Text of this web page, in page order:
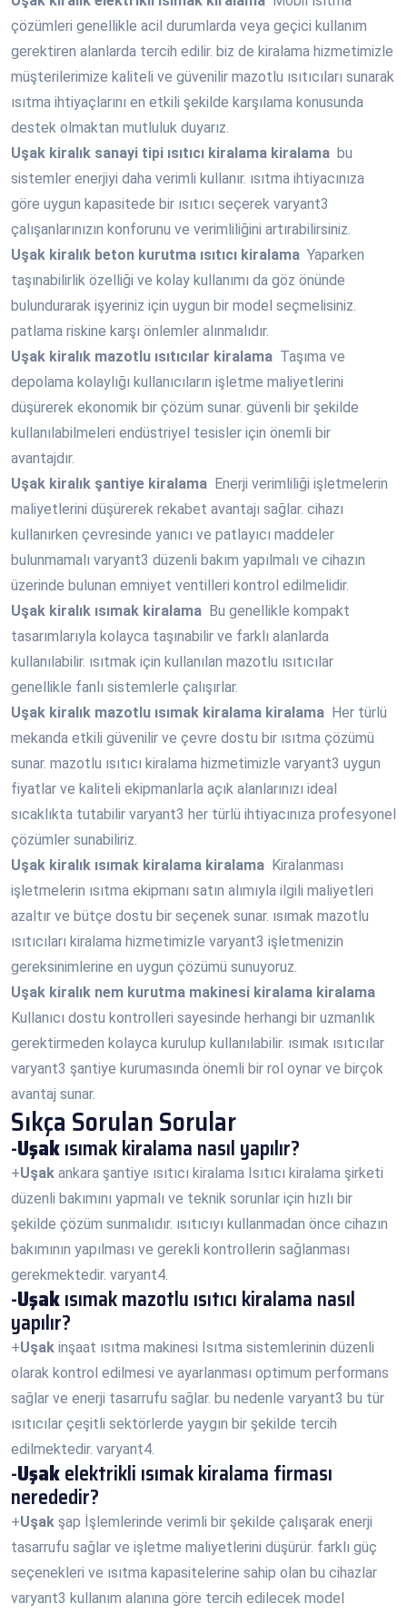
çözümleri genellikle acil durumlarda veya geçici kullanım
gerektiren alanlarda tercih edilir. biz de kiralama hizmetimizle
müşterilerimize kaliteli ve güvenilir mazotlu ısıtıcıları sunarak
ısıtma ihtiyaçlarını en etkili şekilde karşılama konusunda
destek olmaktan mutluluk duyarız.
Uşak kiralık sanayi tipi ısıtıcı kiralama kiralama bu
sistemler enerjiyi daha verimli kullanır. ısıtma ihtiyacınıza
göre uygun kapasitede bir ısıtıcı seçerek varyant3
çalışanlarınızın konforunu ve verimliliğini artırabilirsiniz.
Uşak kiralık beton kurutma ısıtıcı kiralama Yaparken
taşınabilirlik özelliği ve kolay kullanımı da göz önünde
bulundurarak işyeriniz için uygun bir model seçmelisiniz.
patlama riskine karşı önlemler alınmalıdır.
Uşak kiralık mazotlu ısıtıcılar kiralama Taşıma ve
depolama kolaylığı kullanıcıların işletme maliyetlerini
düşürerek ekonomik bir çözüm sunar. güvenli bir şekilde
kullanılabilmeleri endüstriyel tesisler için önemli bir
avantajdır.
Uşak kiralık şantiye kiralama Enerji verimliliği işletmelerin
maliyetlerini düşürerek rekabet avantajı sağlar. cihazı
kullanırken çevresinde yanıcı ve patlayıcı maddeler
bulunmamalı varyant3 düzenli bakım yapılmalı ve cihazın
üzerinde bulunan emniyet ventilleri kontrol edilmelidir.
Uşak kiralık ısımak kiralama Bu genellikle kompakt
tasarımlarıyla kolayca taşınabilir ve farklı alanlarda
kullanılabilir. ısıtmak için kullanılan mazotlu ısıtıcılar
genellikle fanlı sistemlerle çalışırlar.
Uşak kiralık mazotlu ısımak kiralama kiralama Her türlü
mekanda etkili güvenilir ve çevre dostu bir ısıtma çözümü
sunar. mazotlu ısıtıcı kiralama hizmetimizle varyant3 uygun
fiyatlar ve kaliteli ekipmanlarla açık alanlarınızı ideal
sıcaklıkta tutabilir varyant3 her türlü ihtiyacınıza profesyonel
çözümler sunabiliriz.
Uşak kiralık ısımak kiralama kiralama Kiralanması
işletmelerin ısıtma ekipmanı satın alımıyla ilgili maliyetleri
azaltır ve bütçe dostu bir seçenek sunar. ısımak mazotlu
ısıtıcıları kiralama hizmetimizle varyant3 işletmenizin
gereksinimlerine en uygun çözümü sunuyoruz.
Uşak kiralık nem kurutma makinesi kiralama kiralama
Kullanıcı dostu kontrolleri sayesinde herhangi bir uzmanlık
gerektirmeden kolayca kurulup kullanılabilir. ısımak ısıtıcılar
varyant3 şantiye kurumasında önemli bir rol oynar ve birçok
avantaj sunar.
Sıkça Sorulan Sorular
-Uşakısımak kiralama nasıl yapılır?
+Uşak ankara şantiye ısıtıcı kiralama Isıtıcı kiralama şirketi
düzenli bakımını yapmalı ve teknik sorunlar için hızlı bir
şekilde çözüm sunmalıdır. ısıtıcıyı kullanmadan önce cihazın
bakımının yapılması ve gerekli kontrollerin sağlanması
gerekmektedir. varyant4.
-Uşakısımak mazotlu ısıtıcı kiralama nasıl
yapılır?
+Uşak inşaat ısıtma makinesi Isıtma sistemlerinin düzenli
olarak kontrol edilmesi ve ayarlanması optimum performans
sağlar ve enerji tasarrufu sağlar. bu nedenle varyant3 bu tür
ısıtıcılar çeşitli sektörlerde yaygın bir şekilde tercih
edilmektedir. varyant4.
-Uşakelektrikli ısımak kiralama firması
nerededir?
+Uşak şap İşlemlerinde verimli bir şekilde çalışarak enerji
tasarrufu sağlar ve işletme maliyetlerini düşürür. farklı güç
seçenekleri ve ısıtma kapasitelerine sahip olan bu cihazlar
varyant3 kullanım alanına göre tercih edilecek model